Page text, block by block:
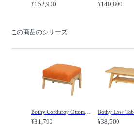
¥152,900 ¥140,800
この商品のシリーズ
Bothy Corduroy Ottoman / ボシー コーデュロイオットマン / URBAN RESEARCH DOORS / アーバンリサーチドアーズ
¥31,790 ¥38,500